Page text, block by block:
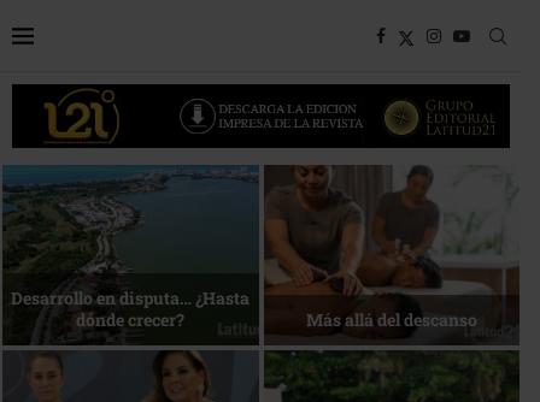
Bottega, un viaje servido a la
mesa
Energía que Impulsa la
competitividad